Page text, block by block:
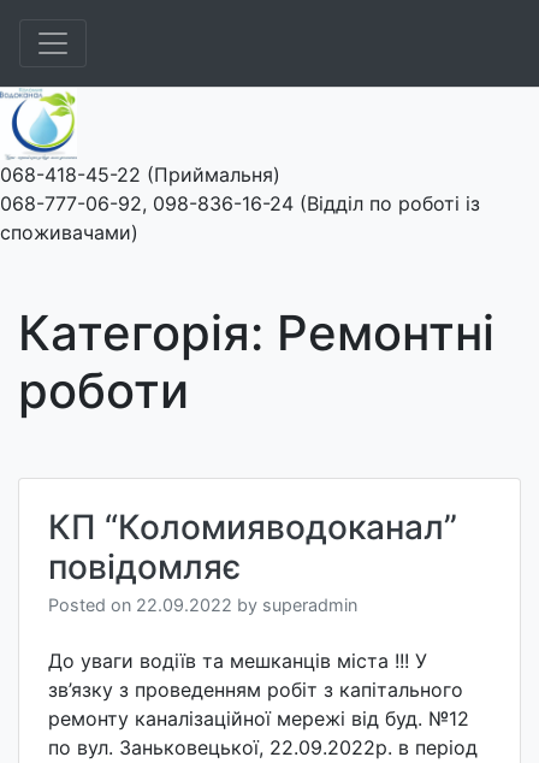
068-418-45-22 (Приймальня)
068-777-06-92, 098-836-16-24 (Відділ по роботі із
споживачами)
Категорія: Ремонтні
роботи
КП “Коломияводоканал”
повідомляє
Posted on 22.09.2022 by superadmin
До уваги водіїв та мешканців міста !!! У
зв’язку з проведенням робіт з капітального
ремонту каналізаційної мережі від буд. №12
по вул. Заньковецької, 22.09.2022р. в період